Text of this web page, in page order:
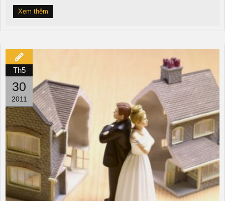
Xem thêm
Th5
30
2011